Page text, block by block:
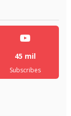
45 mil
Subscribes